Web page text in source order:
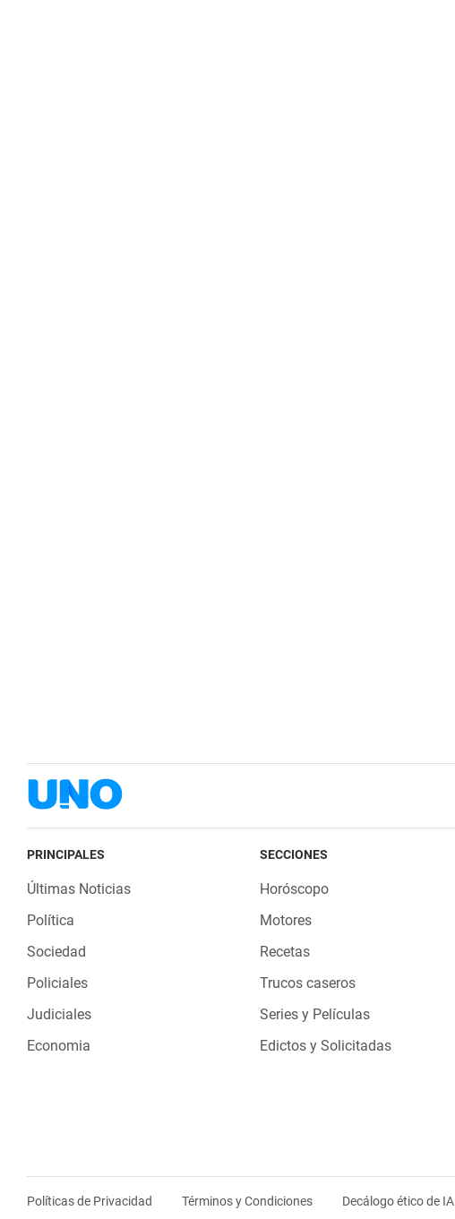
PRINCIPALES
Últimas Noticias
Política
Sociedad
Policiales
Judiciales
Economia
SECCIONES
Horóscopo
Motores
Recetas
Trucos caseros
Series y Películas
Edictos y Solicitadas
Políticas de Privacidad Términos y Condiciones Decálogo ético de IA